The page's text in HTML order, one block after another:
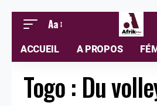
Aa
ACCUEIL A PROPOS
Togo : Du